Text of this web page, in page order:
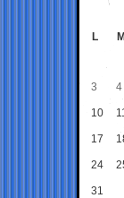
L M
3 4
10
17
24
31